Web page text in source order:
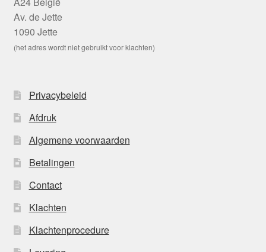
Av. de Jette
1090 Jette
(het adres wordt niet gebruikt voor klachten)
Privacybeleid
Afdruk
Algemene voorwaarden
Betalingen
Contact
Klachten
Klachtenprocedure